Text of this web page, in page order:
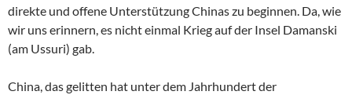
direkte und offene Unterstützung Chinas zu beginnen. Da, wie
wir uns erinnern, es nicht einmal Krieg auf der Insel Damanski
(am Ussuri) gab.
China, das gelitten hat unter dem Jahrhundert der